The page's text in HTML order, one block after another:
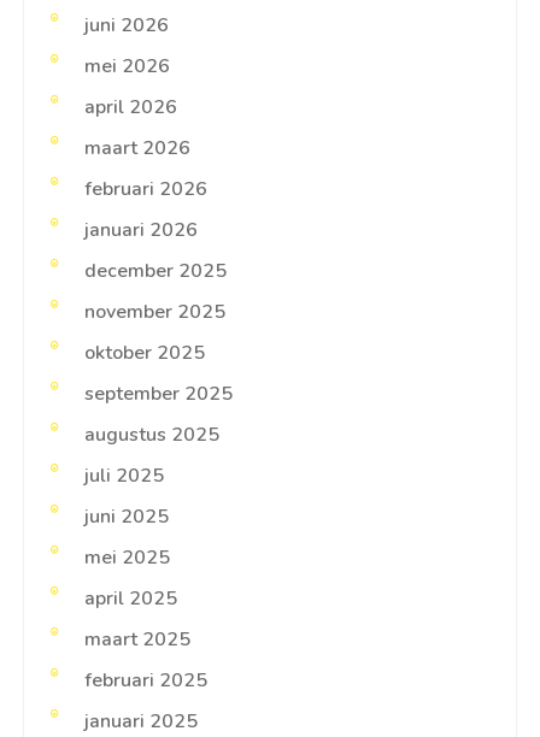
juni 2026
mei 2026
april 2026
maart 2026
februari 2026
januari 2026
december 2025
november 2025
oktober 2025
september 2025
augustus 2025
juli 2025
juni 2025
mei 2025
april 2025
maart 2025
februari 2025
januari 2025